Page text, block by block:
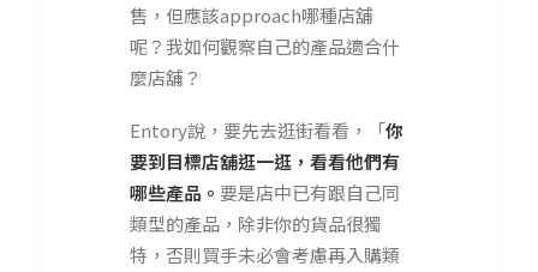
售，但應該approach哪種店舖
呢？我如何觀察自己的產品適合什
麼店舖？
Entory說，要先去逛街看看，「你
要到目標店舖逛一逛，看看他們有
哪些產品。 要是店中已有跟自己同
類型的產品，除非你的貨品很獨
特，否則買手未必會考慮再入購類